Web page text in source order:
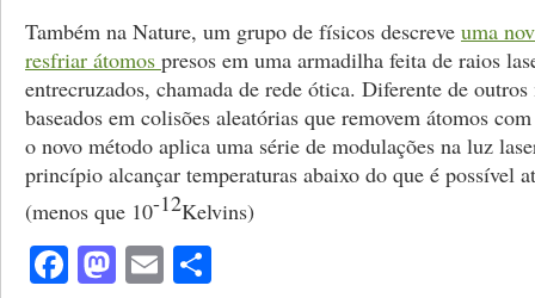
Também na Nature, um grupo de físicos descreve uma
resfriar átomos presos em uma armadilha feita de raios
entrecruzados, chamada de rede ótica. Diferente de outros
baseados em colisões aleatórias que removem átomos
o novo método aplica uma série de modulações na luz
princípio alcançar temperaturas abaixo do que é possível
(menos que 10-12Kelvins)
Facebook
Mastodon
Email